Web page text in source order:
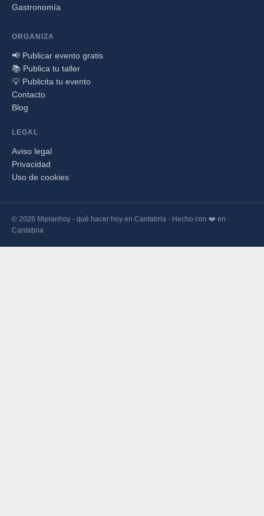
Gastronomía
ORGANIZA
📢 Publicar evento gratis
📚 Publica tu taller
💡 Publicita tu evento
Contacto
Blog
LEGAL
Aviso legal
Privacidad
Uso de cookies
© 2026 Miplanhoy - qué hacer hoy en Cantabria · Hecho con ❤️ en
Cantabria